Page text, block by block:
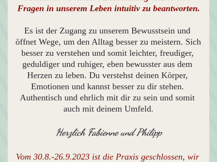
Fragen in unserem Leben intuitiv zu beantworten.
Es ist der Zugang zu unserem Bewusstsein und
öffnet Wege, um den Alltag besser zu meistern. Sich
besser zu verstehen und somit leichter, freudiger,
geduldiger und ruhiger, eben bewusster aus dem
Herzen zu leben. Du verstehst deinen Körper,
Emotionen und kannst besser zu dir stehen.
Authentisch und ehrlich mit dir zu sein und somit
auch mit deinem Umfeld.
Herzlich Fabienne und Philipp
Vom 30.8.-26.9.2023 ist die Praxis geschlossen, wir